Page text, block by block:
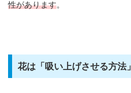
性があります。
花は「吸い上げさせる方法」